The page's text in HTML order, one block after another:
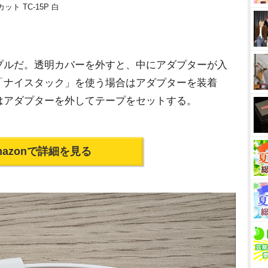
ット TC-15P 白
だ。透明カバーを外すと、中にアダプターが入
イスタック」を使う場合はアダプターを装着
ダプターを外してテープをセットする。
で詳細を見る